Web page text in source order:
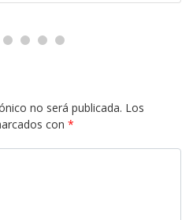
no será publicada. Los
con *